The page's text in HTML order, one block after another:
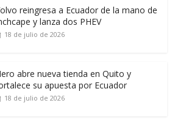
reingresa a Ecuador de la mano de
y lanza dos PHEV
18 de julio de 2026
abre nueva tienda en Quito y
su apuesta por Ecuador
18 de julio de 2026